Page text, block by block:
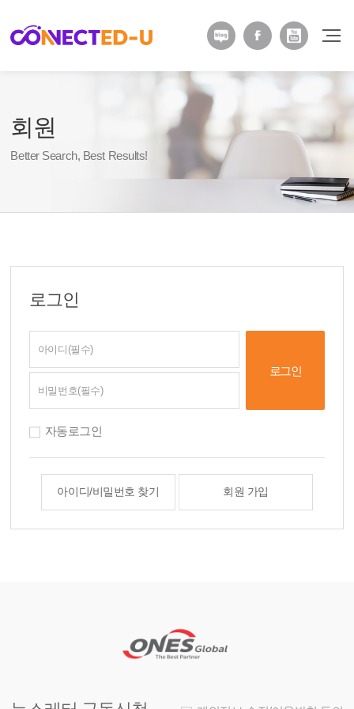
회원
Better Search, Best Results!
로그인
자동로그인
아이디/비밀번호 찾기 회원 가입